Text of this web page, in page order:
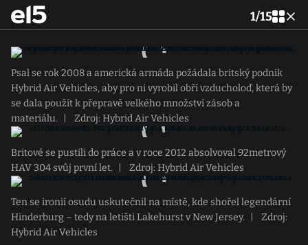
1/15
Psal se rok 2008 a americká armáda požádala britský podnik
Hybrid Air Vehicles, aby pro ni vyrobil obří vzducholoď, která by
se dala použít k přepravě velkého množství zásob a
materiálu.
Zdroj: Hybrid Air Vehicles
Britové se pustili do práce a v roce 2012 absolvoval 92metrový
HAV 304 svůj první let.
Zdroj: Hybrid Air Vehicles
Ten se ironií osudu uskutečnil na místě, kde shořel legendární
Hinderburg – tedy na letišti Lakehurst v New Jersey.
Zdroj:
Hybrid Air Vehicles